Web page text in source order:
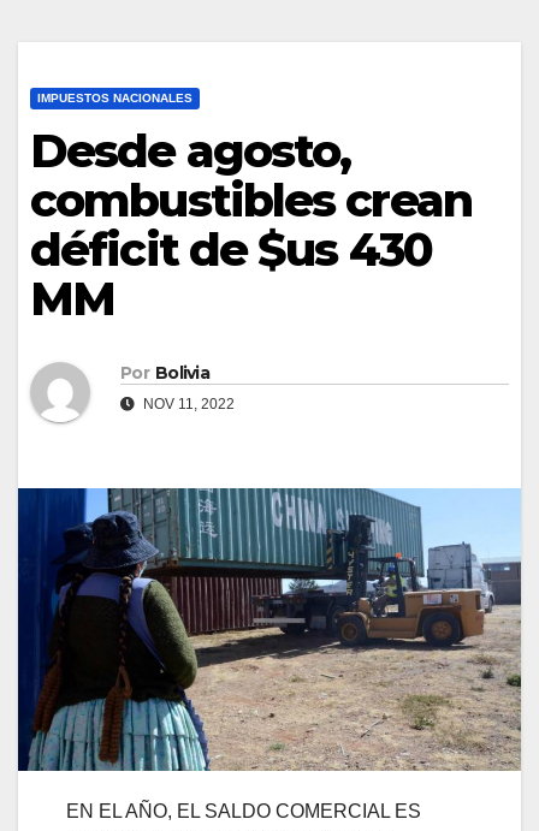
IMPUESTOS NACIONALES
Desde agosto,
combustibles crean
déficit de $us 430
MM
Por Bolivia
NOV 11, 2022
EN EL AÑO, EL SALDO COMERCIAL ES